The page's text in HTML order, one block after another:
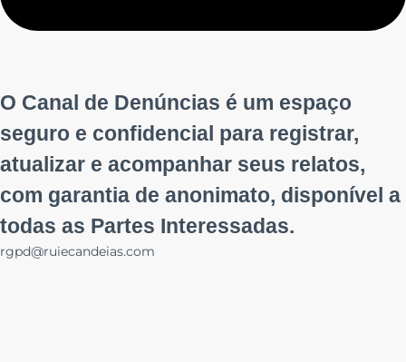
O Canal de Denúncias é um espaço
seguro e confidencial para registrar,
atualizar e acompanhar seus relatos,
com garantia de anonimato, disponível a
todas as Partes Interessadas.
rgpd@ruiecandeias.com